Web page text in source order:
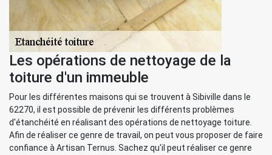
Les opérations de nettoyage de la
toiture d'un immeuble
Pour les différentes maisons qui se trouvent à Sibiville dans le
62270, il est possible de prévenir les différents problèmes
d'étanchéité en réalisant des opérations de nettoyage toiture.
Afin de réaliser ce genre de travail, on peut vous proposer de faire
confiance à Artisan Ternus. Sachez qu'il peut réaliser ce genre